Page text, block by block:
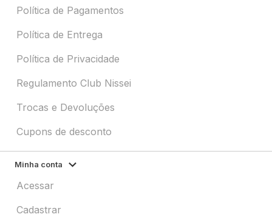
Política de Pagamentos
Política de Entrega
Política de Privacidade
Regulamento Club Nissei
Trocas e Devoluções
Cupons de desconto
Minha conta
Acessar
Cadastrar